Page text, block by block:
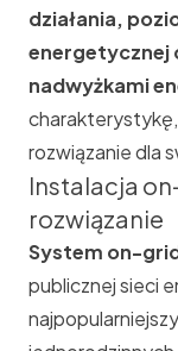
działania,
energetycznej
nadwyżkami
rozwiązanie dla
Instalacja
rozwiązanie
System on-
publicznej sieci